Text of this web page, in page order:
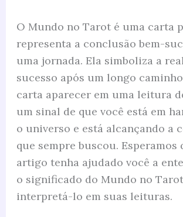
O Mundo no Tarot é uma carta
representa a conclusão bem-
uma jornada. Ela simboliza a
sucesso após um longo
carta aparecer em uma leitura
um sinal de que você está em
o universo e está alcançando a
que sempre buscou. Esperamos
artigo tenha ajudado você a
o significado do Mundo no
interpretá-lo em suas leituras.